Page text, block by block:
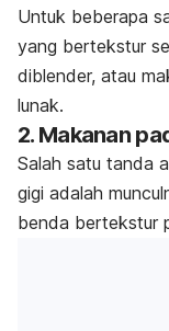
Untuk beberapa
yang bertekstur
diblender, atau
lunak.
2. Makanan
Salah satu tanda
gigi adalah
benda bertekstur